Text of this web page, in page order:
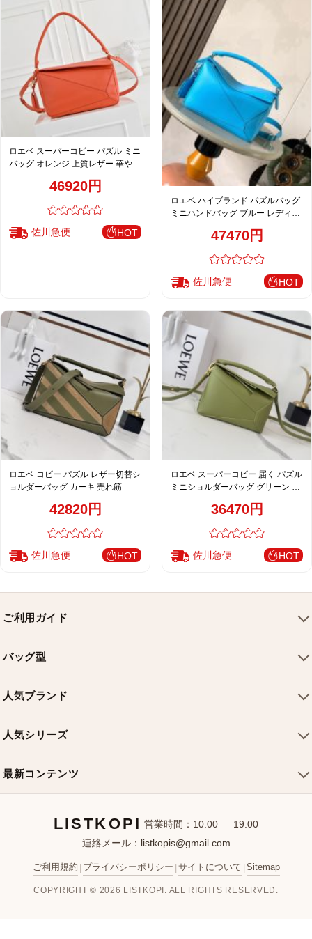
ロエベ スーパーコピー パズル ミニ
バッグ オレンジ 上質レザー 華やか
46920円
佐川急便 HOT
ロエベ ハイブランド パズルバッグ
ミニハンドバッグ ブルー レディー
47470円
佐川急便 HOT
ロエベ コピー パズル レザー切替シ
ョルダーバッグ カーキ 売れ筋
42820円
佐川急便 HOT
ロエベ スーパーコピー 届く パズル
ミニショルダーバッグ グリーン 激
36470円
佐川急便 HOT
ご利用ガイド
配送について
返品・交換
お問い合わせ
バッグ型
ショルダーバッグ
クロスボディバッグ
ミニバッグ
バケットバッグ
人気ブランド
シャネルバッグ
ディオールバッグ
人気シリーズ
最新コンテンツ
新着アイテム
ブランドカテゴリ
お客様レビュー
LISTKOPI 営業時間：10:00 — 19:00
連絡メール： listkopis@gmail.com
ご利用規約 プライバシーポリシー サイトについて Sitemap
COPYRIGHT © 2026 LISTKOPI. ALL RIGHTS RESERVED.